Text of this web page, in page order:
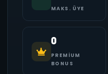
MAKS. ÜYE
0
PREMIUM
BONUS